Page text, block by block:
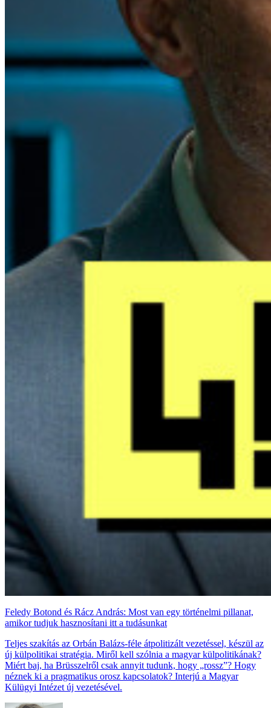
Feledy Botond és Rácz András: Most van egy történelmi pillanat,
amikor tudjuk hasznosítani itt a tudásunkat
Teljes szakítás az Orbán Balázs-féle átpolitizált vezetéssel, készül az
új külpolitikai stratégia. Miről kell szólnia a magyar külpolitikának?
Miért baj, ha Brüsszelről csak annyit tudunk, hogy „rossz”? Hogy
néznek ki a pragmatikus orosz kapcsolatok? Interjú a Magyar
Külügyi Intézet új vezetésével.